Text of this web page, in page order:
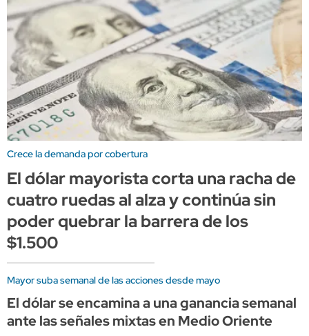
Crece la demanda por cobertura
El dólar mayorista corta una racha de
cuatro ruedas al alza y continúa sin
poder quebrar la barrera de los
$1.500
Mayor suba semanal de las acciones desde mayo
El dólar se encamina a una ganancia semanal
ante las señales mixtas en Medio Oriente